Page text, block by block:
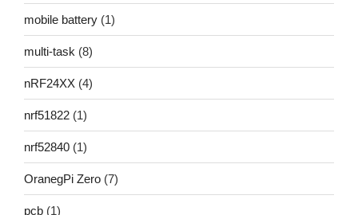
mobile battery (1)
multi-task (8)
nRF24XX (4)
nrf51822 (1)
nrf52840 (1)
OranegPi Zero (7)
pcb (1)